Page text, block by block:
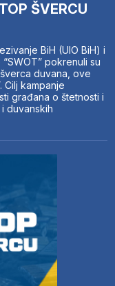
ŠVERCU
BiH (UIO BiH) i
pokrenuli su
duvana, ove
Cilj kampanje
građana o štetnosti i
duvanskih